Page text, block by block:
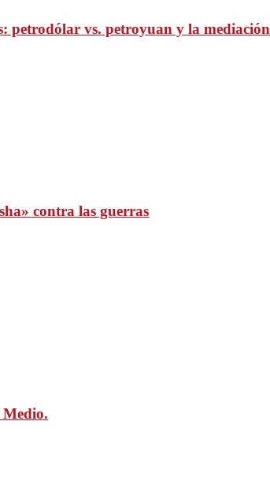
petrodólar vs. petroyuan y la
contra las guerras
Medio.